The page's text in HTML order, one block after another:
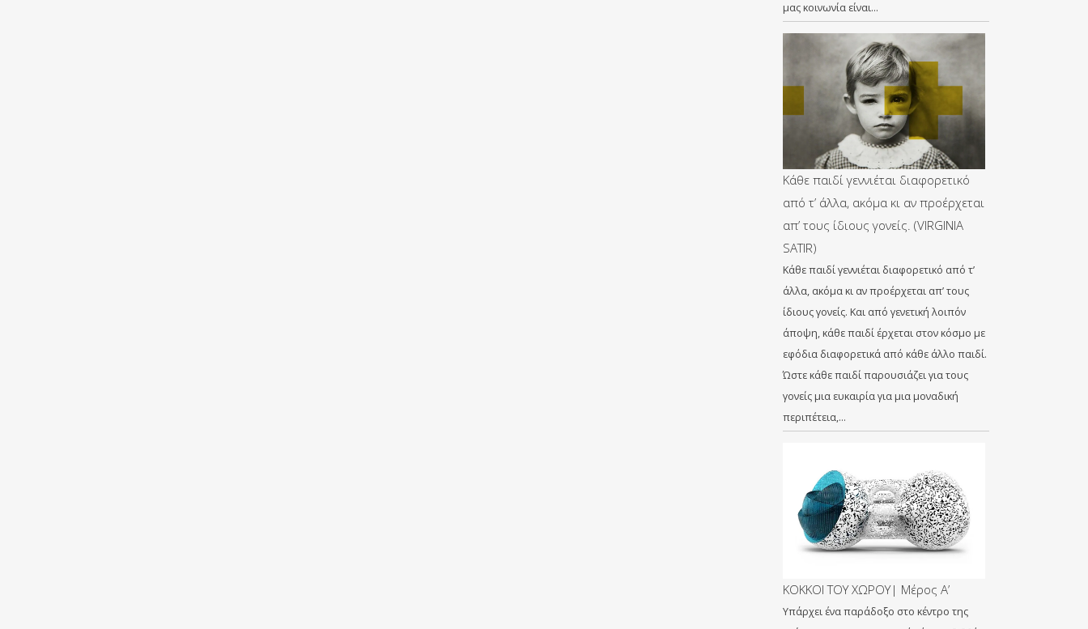
μας κοινωνία είναι…
Κάθε παιδί γεννιέται διαφορετικό
από τ’ άλλα, ακόμα κι αν προέρχεται
απ’ τους ίδιους γονείς. (VIRGINIA
SATIR)
Κάθε παιδί γεννιέται διαφορετικό από τ’
άλλα, ακόμα κι αν προέρχεται απ’ τους
ίδιους γονείς. Και από γενετική λοιπόν
άποψη, κάθε παιδί έρχεται στον κόσμο με
εφόδια διαφορετικά από κάθε άλλο παιδί.
Ώστε κάθε παιδί παρουσιάζει για τους
γονείς μια ευκαιρία για μια μοναδική
περιπέτεια,…
ΚΟΚΚΟΙ ΤΟΥ ΧΩΡΟΥ| Μέρος Α’
Υπάρχει ένα παράδοξο στο κέντρο της